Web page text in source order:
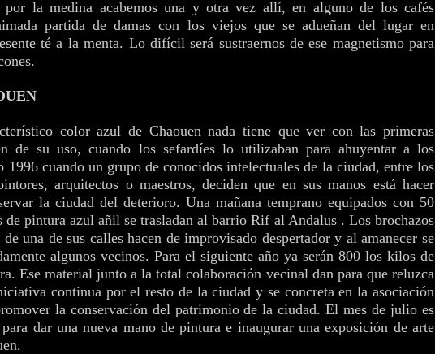
por la medina acabemos una y otra vez allí, en alguno de los cafés
partida de damas con los viejos que se adueñan del lugar en
té a la menta. Lo difícil será sustraernos de ese magnetismo para
color azul de Chaouen nada tiene que ver con las primeras
de su uso, cuando los sefardíes lo utilizaban para ahuyentar a los
1996 cuando un grupo de conocidos intelectuales de la ciudad, entre los
arquitectos o maestros, deciden que en sus manos está hacer
la ciudad del deterioro. Una mañana temprano equipados con 50
pintura azul añil se trasladan al barrio Rif al Andalus . Los brochazos
de una de sus calles hacen de improvisado despertador y al amanecer se
algunos vecinos. Para el siguiente año ya serán 800 los kilos de
Ese material junto a la total colaboración vecinal dan para que reluzca
continua por el resto de la ciudad y se concreta en la asociación
la conservación del patrimonio de la ciudad. El mes de julio es
dar una nueva mano de pintura e inaugurar una exposición de arte